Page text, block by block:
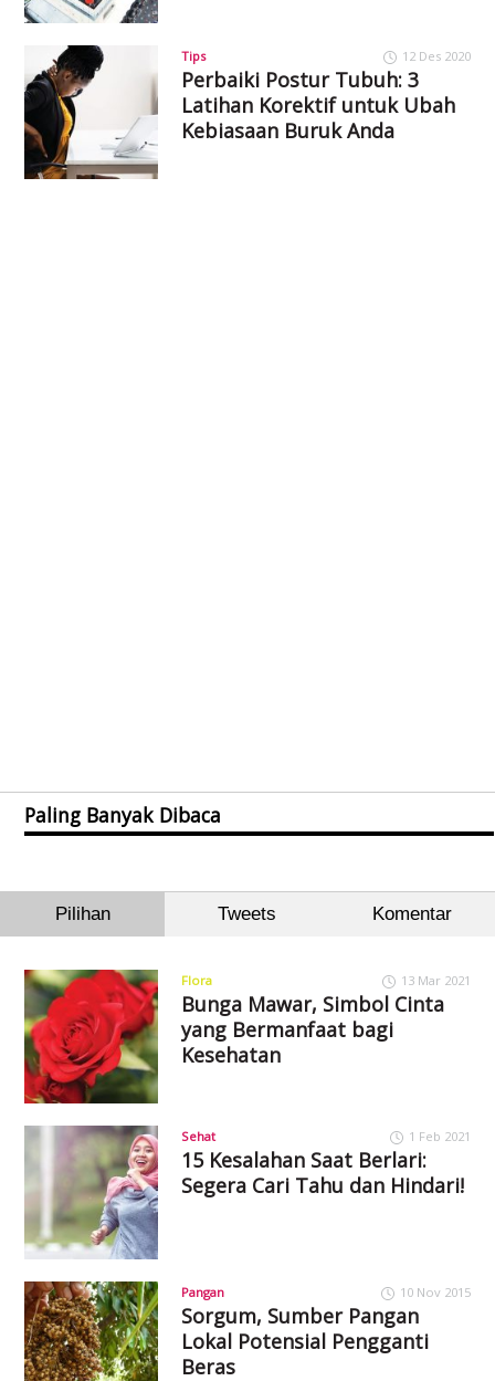
Tips 12 Des 2020
Perbaiki Postur Tubuh: 3
Latihan Korektif untuk Ubah
Kebiasaan Buruk Anda
Paling Banyak Dibaca
Pilihan Tweets Komentar
Flora 13 Mar 2021
Bunga Mawar, Simbol Cinta
yang Bermanfaat bagi
Kesehatan
Sehat 1 Feb 2021
15 Kesalahan Saat Berlari:
Segera Cari Tahu dan Hindari!
Pangan 10 Nov 2015
Sorgum, Sumber Pangan
Lokal Potensial Pengganti
Beras